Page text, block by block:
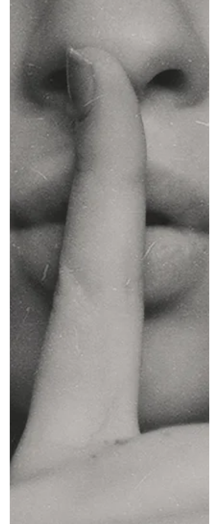
28 jan.
5 steg för att bygga ett företag som
speglar vem du är
Företagare som skapar hållbara verksamheter med hög integritet
börjar med en avgörande del som många helt hoppar över:
tydlighet kring identitet.